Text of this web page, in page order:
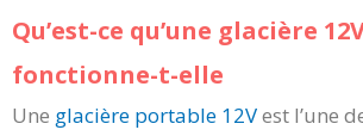
Qu’est-ce qu’une glacière
fonctionne-t-elle
Une glacière portable 12Vest l’une